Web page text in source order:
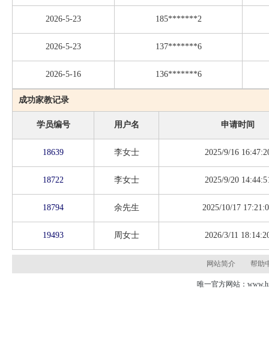
2026-5-23 185*******2
2026-5-23 137*******6
2026-5-16 136*******6
成功家教记录
学员编号 用户名 申请时间
18639 李女士 2025/9/16
18722 李女士 2025/9/20
18794 余先生 2025/10/17
19493 周女士 2026/3/11
网站简介 帮助
唯一官方网站：